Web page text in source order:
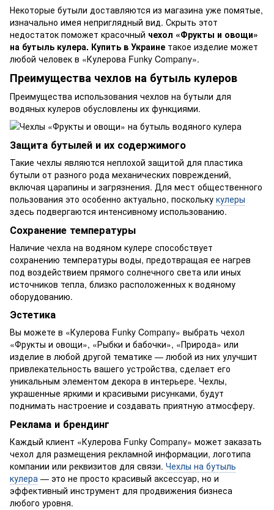
Некоторые бутыли доставляются из магазина уже помятые,
изначально имея неприглядный вид. Скрыть этот
недостаток поможет красочный чехол «Фрукты и овощи»
на бутыль кулера. Купить в Украине такое изделие может
любой человек в «Кулерова Funky Company».
Преимущества чехлов на бутыль кулеров
Преимущества использования чехлов на бутыли для
водяных кулеров обусловлены их функциями.
Защита бутылей и их содержимого
Такие чехлы являются неплохой защитой для пластика
бутыли от разного рода механических повреждений,
включая царапины и загрязнения. Для мест общественного
пользования это особенно актуально, поскольку кулеры
здесь подвергаются интенсивному использованию.
Сохранение температуры
Наличие чехла на водяном кулере способствует
сохранению температуры воды, предотвращая ее нагрев
под воздействием прямого солнечного света или иных
источников тепла, близко расположенных к водяному
оборудованию.
Эстетика
Вы можете в «Кулерова Funky Company» выбрать чехол
«Фрукты и овощи», «Рыбки и бабочки», «Природа» или
изделие в любой другой тематике — любой из них улучшит
привлекательность вашего устройства, сделает его
уникальным элементом декора в интерьере. Чехлы,
украшенные яркими и красивыми рисунками, будут
поднимать настроение и создавать приятную атмосферу.
Реклама и брендинг
Каждый клиент «Кулерова Funky Company» может заказать
чехол для размещения рекламной информации, логотипа
компании или реквизитов для связи. Чехлы на бутыль
кулера — это не просто красивый аксессуар, но и
эффективный инструмент для продвижения бизнеса
любого уровня.